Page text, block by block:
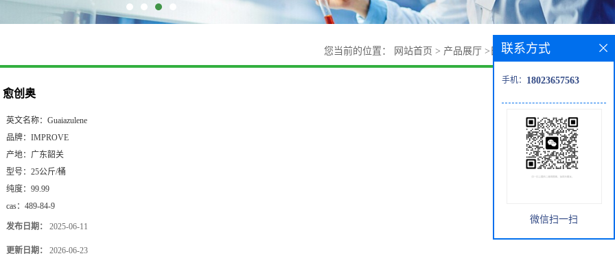
您当前的位置： 网站首页 > 产品展厅 > 日化原料> 愈创奥
愈创奥
英文名称： Guaiazulene
品牌： IMPROVE
产地： 广东韶关
型号： 25公斤/桶
纯度： 99.99
cas： 489-84-9
发布日期： 2025-06-11
更新日期： 2026-06-23
联系方式
手机： 18023657563
微信扫一扫